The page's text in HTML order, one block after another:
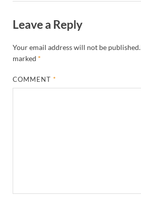
Leave a Reply
Your email address will not be published.
marked *
COMMENT*